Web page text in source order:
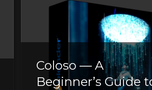
Coloso — A
Beginner’s Guide